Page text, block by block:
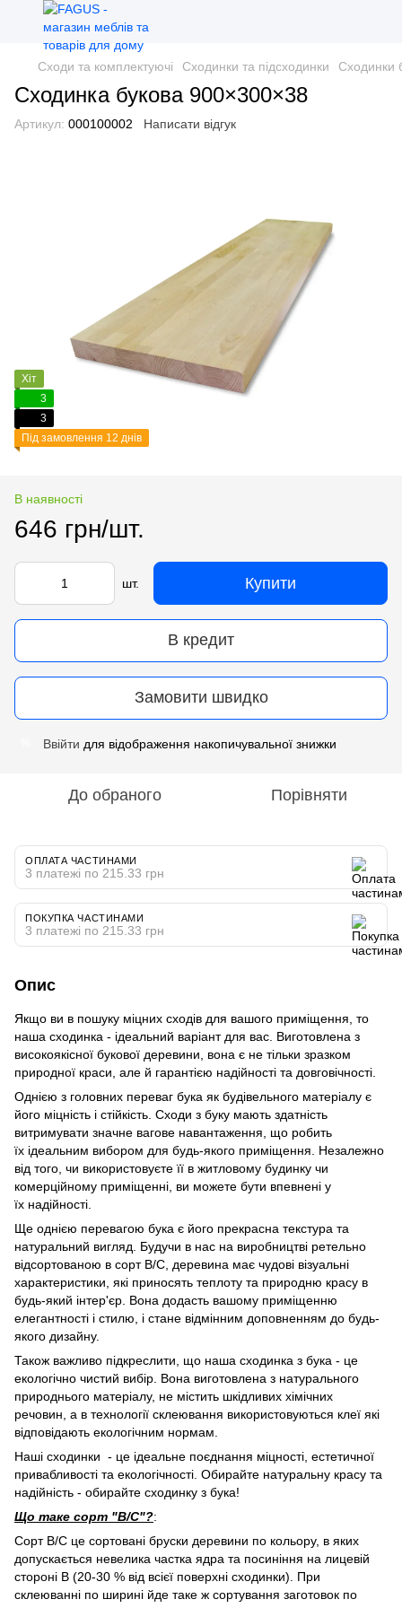
Сходи та комплектуючі Сходинки та підсходинки Сходинки
Сходинка букова 900×300×38
Артикул: 000100002 Написати відгук
Хіт
3
3
Під замовлення 12 днів
В наявності
646 грн/шт.
шт. Купити
В кредит
Замовити швидко
Ввійти для відображення накопичувальної знижки
До обраного Порівняти
ОПЛАТА ЧАСТИНАМИ
3 платежі по 215.33 грн
ПОКУПКА ЧАСТИНАМИ
3 платежі по 215.33 грн
Опис
Якщо ви в пошуку міцних сходів для вашого приміщення, то
наша сходинка - ідеальний варіант для вас. Виготовлена з
високоякісної букової деревини, вона є не тільки зразком
природної краси, але й гарантією надійності та довговічності.
Однією з головних переваг бука як будівельного матеріалу є
його міцність і стійкість. Сходи з буку мають здатність
витримувати значне вагове навантаження, що робить
їх ідеальним вибором для будь-якого приміщення. Незалежно
від того, чи використовуєте її в житловому будинку чи
комерційному приміщенні, ви можете бути впевнені у
їх надійності.
Ще однією перевагою бука є його прекрасна текстура та
натуральний вигляд. Будучи в нас на виробництві ретельно
відсортованою в сорт В/С, деревина має чудові візуальні
характеристики, які приносять теплоту та природню красу в
будь-який інтер'єр. Вона додасть вашому приміщенню
елегантності і стилю, і стане відмінним доповненням до будь-
якого дизайну.
Також важливо підкреслити, що наша сходинка з бука - це
екологічно чистий вибір. Вона виготовлена з натурального
природнього матеріалу, не містить шкідливих хімічних
речовин, а в технології склеювання використовуються клеї які
відповідають екологічним нормам.
Наші сходинки - це ідеальне поєднання міцності, естетичної
привабливості та екологічності. Обирайте натуральну красу та
надійність - обирайте сходинку з бука!
Що таке сорт "В/С"?:
Сорт В/С це сортовані бруски деревини по кольору, в яких
допускається невелика частка ядра та посиніння на лицевій
стороні В (20-30 % від всієї поверхні сходинки). При
склеюванні по ширині йде таке ж сортування заготовок по